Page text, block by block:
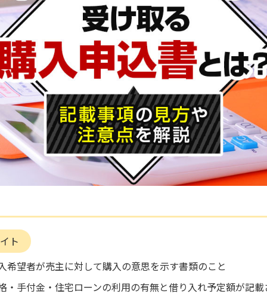
ト
望者が売主に対して購入の意思を示す書類のこと
手付金・住宅ローンの利用の有無と借り入れ予定額が記載